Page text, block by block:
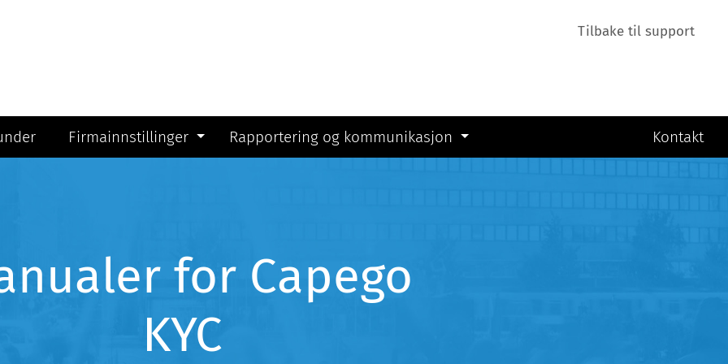
Tilbake til support
Firmainnstillinger Rapportering og kommunikasjon Kontakt
for Capego
KYC